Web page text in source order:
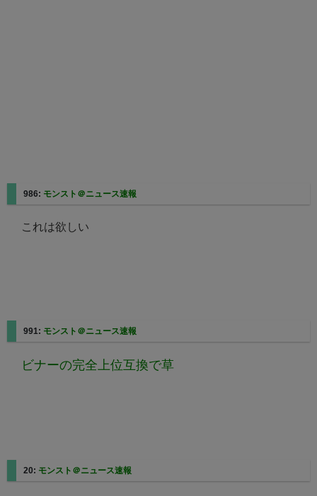
986: モンスト＠ニュース速報
これは欲しい
991: モンスト＠ニュース速報
ビナーの完全上位互換で草
20: モンスト＠ニュース速報